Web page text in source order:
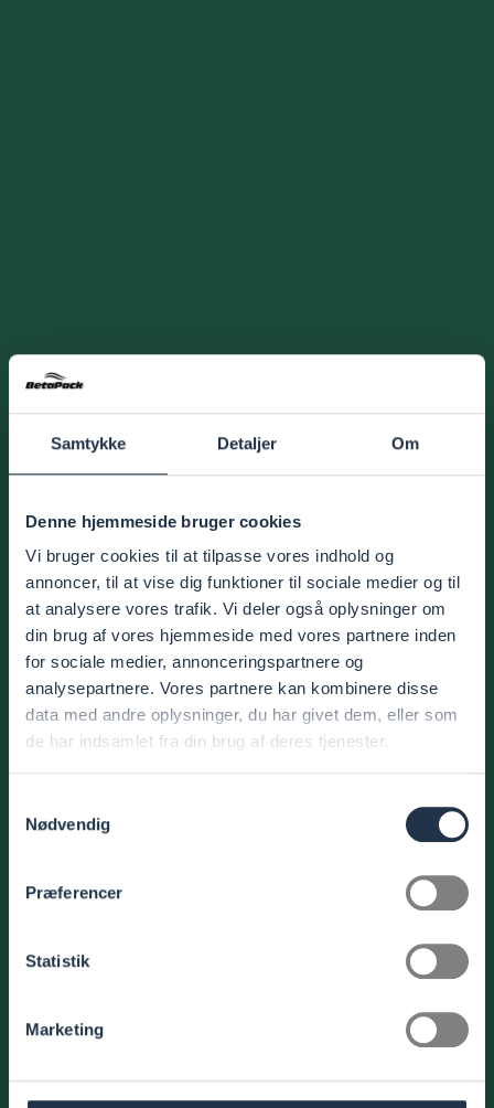
Samtykke Detaljer Om
Denne hjemmeside bruger cookies
Vi bruger cookies til at tilpasse vores indhold og
annoncer, til at vise dig funktioner til sociale medier og til
at analysere vores trafik. Vi deler også oplysninger om
din brug af vores hjemmeside med vores partnere inden
for sociale medier, annonceringspartnere og
analysepartnere. Vores partnere kan kombinere disse
data med andre oplysninger, du har givet dem, eller som
de har indsamlet fra din brug af deres tjenester.
Nødvendig
Præferencer
Statistik
Marketing